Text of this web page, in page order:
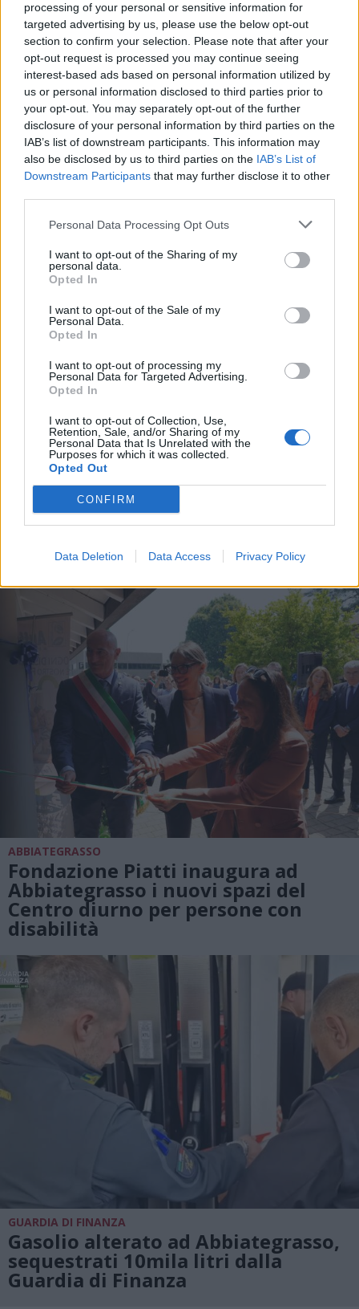
processing of your personal or sensitive information for
targeted advertising by us, please use the below opt-out
section to confirm your selection. Please note that after your
opt-out request is processed you may continue seeing
interest-based ads based on personal information utilized by
us or personal information disclosed to third parties prior to
your opt-out. You may separately opt-out of the further
disclosure of your personal information by third parties on the
IAB’s list of downstream participants. This information may
also be disclosed by us to third parties on the IAB’s List of
Downstream Participants that may further disclose it to other
Personal Data Processing Opt Outs
I want to opt-out of the Sharing of my
personal data.
Opted In
I want to opt-out of the Sale of my
Personal Data.
Opted In
I want to opt-out of processing my
Personal Data for Targeted Advertising.
Opted In
I want to opt-out of Collection, Use,
Retention, Sale, and/or Sharing of my
Personal Data that Is Unrelated with the
Purposes for which it was collected.
Opted Out
CONFIRM
Data Deletion Data Access Privacy Policy
ABBIATEGRASSO
Incidente stradale nella notte ad
Abbiategrasso sulla Statale 494:
quattro feriti, tre sono
giovanissimi
GUARDIA DI FINANZA
Gasolio alterato ad Abbiategrasso:
guardia di finanza
ABBIATEGRASSO
Fondazione Piatti inaugura ad
Abbiategrasso i nuovi spazi del
Centro diurno per persone con
disabilità
GUARDIA DI FINANZA
Gasolio alterato ad Abbiategrasso,
sequestrati 10mila litri dalla
Guardia di Finanza